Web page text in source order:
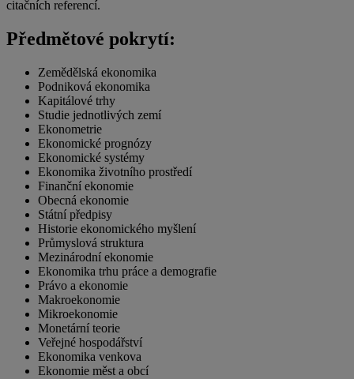
citačních referencí.
Předmětové pokrytí:
Zemědělská ekonomika
Podniková ekonomika
Kapitálové trhy
Studie jednotlivých zemí
Ekonometrie
Ekonomické prognózy
Ekonomické systémy
Ekonomika životního prostředí
Finanční ekonomie
Obecná ekonomie
Státní předpisy
Historie ekonomického myšlení
Průmyslová struktura
Mezinárodní ekonomie
Ekonomika trhu práce a demografie
Právo a ekonomie
Makroekonomie
Mikroekonomie
Monetární teorie
Veřejné hospodářství
Ekonomika venkova
Ekonomie měst a obcí